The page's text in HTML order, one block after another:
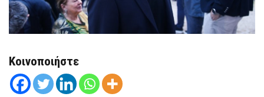
Κοινοποιήστε